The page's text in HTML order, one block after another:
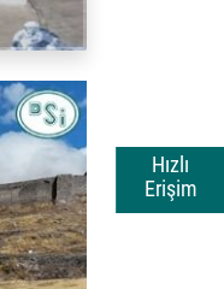
Hızlı
Erişim